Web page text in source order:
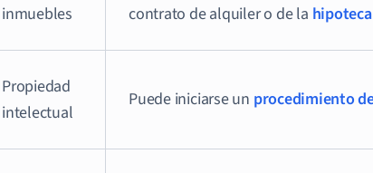
inmuebles
contrato de alquiler o de la hipoteca
Propiedad
intelectual
Puede iniciarse un procedimiento